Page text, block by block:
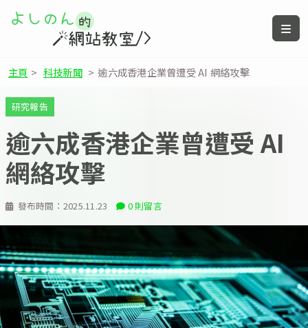
主頁 > 科技新聞 > 逾六成香港企業曾遭受 AI 網絡攻擊
發布時間： 2025.11.23 0 則留言
研究報告
逾六成香港企業曾遭受 AI
網絡攻擊